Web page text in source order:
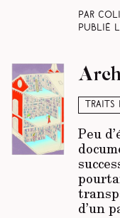
Par
Publié
Traits
Peu
d’un